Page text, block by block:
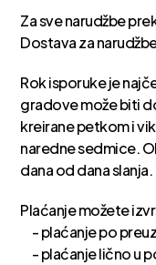
Za sve narudžbe
Dostava za
Rok isporuke je
gradove može biti
kreirane petkom i
naredne sedmice.
dana od dana slanja.
Plaćanje možete
- plaćanje po
- plaćanje lično u